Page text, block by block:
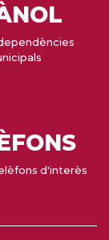
d'interès